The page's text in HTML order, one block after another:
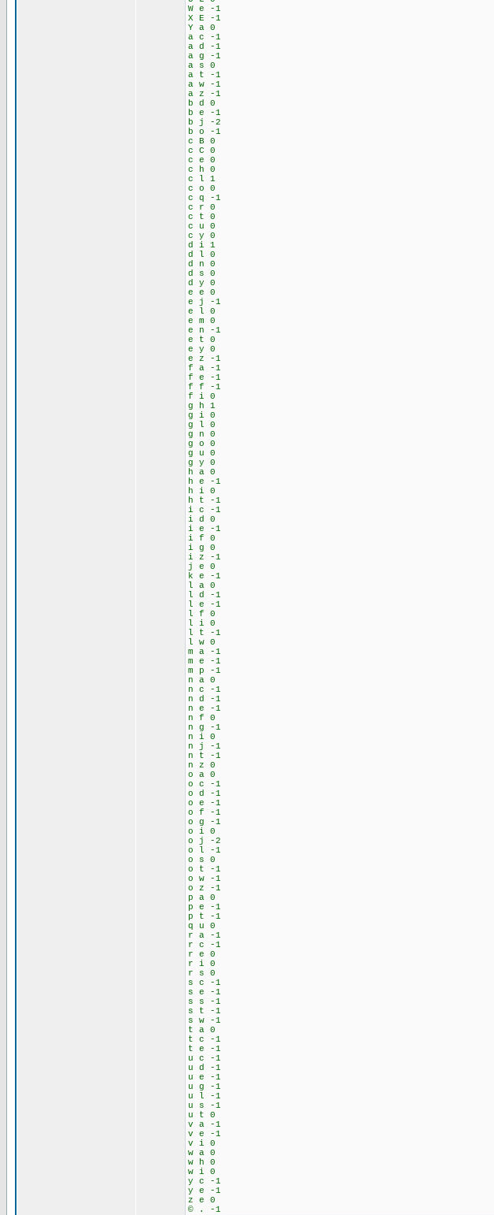
W e -1
X E -1
Y a 0
a c -1
a d -1
a g -1
a s 0
a t -1
a w -1
a z -1
b d 0
b e -1
b j -2
b o -1
c B 0
c C 0
c e 0
c h 0
c l 1
c o 0
c q -1
c r 0
c t 0
c u 0
c y 0
d i 1
d l 0
d n 0
d s 0
d y 0
e e 0
e j -1
e l 0
e m 0
e n -1
e t 0
e y 0
e z -1
f a -1
f e -1
f f -1
f i 0
g h 1
g i 0
g l 0
g n 0
g o 0
g u 0
g y 0
h a 0
h e -1
h i 0
h t -1
i c -1
i d 0
i e -1
i f 0
i g 0
i z -1
j e 0
k e -1
l a 0
l d -1
l e -1
l f 0
l i 0
l t -1
l w 0
m a -1
m e -1
m p -1
n a 0
n c -1
n d -1
n e -1
n f 0
n g -1
n i 0
n j -1
n t -1
n z 0
o a 0
o c -1
o d -1
o e -1
o f -1
o g -1
o i 0
o j -2
o l -1
o s 0
o t -1
o w -1
o z -1
p a 0
p e -1
p t -1
q u 0
r a -1
r c -1
r e 0
r i 0
r s 0
s c -1
s e -1
s s -1
s t -1
s w -1
t a 0
t c -1
t e -1
u c -1
u d -1
u e -1
u g -1
u l -1
u s -1
u t 0
v a -1
v e -1
v i 0
w a 0
w h 0
w i 0
y c -1
y e -1
z e 0
© . -1